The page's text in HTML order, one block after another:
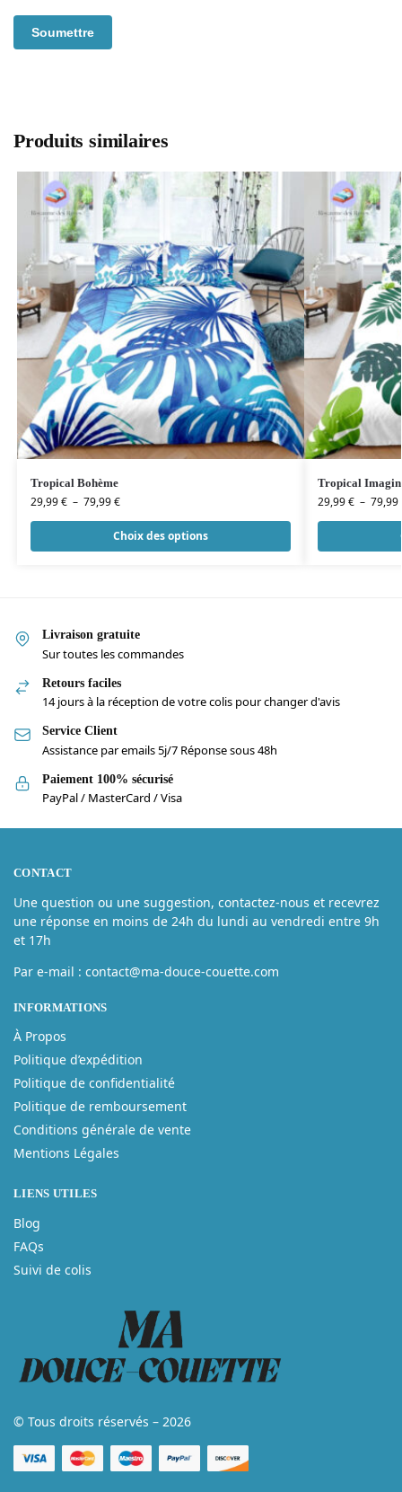
Produits similaires
Tropical Bohème
29,99€ – 79,99€
Choix des options
Tropical
29,99€ – 79,99
Livraison gratuite
Sur toutes les commandes
Retours faciles
14 jours à la réception de votre colis pour changer d'avis
Service Client
Assistance par emails 5j/7 Réponse sous 48h
Paiement 100% sécurisé
PayPal / MasterCard / Visa
CONTACT
Une question ou une suggestion, contactez-nous et recevrez
une réponse en moins de 24h du lundi au vendredi entre 9h
et 17h
Par e-mail : contact@ma-douce-couette.com
INFORMATIONS
À Propos
Politique d’expédition
Politique de confidentialité
Politique de remboursement
Conditions générale de vente
Mentions Légales
LIENS UTILES
Blog
FAQs
Suivi de colis
© Tous droits réservés – 2026